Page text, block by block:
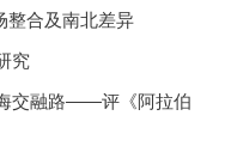
整合及南北差异
究
交融路——评《阿拉伯